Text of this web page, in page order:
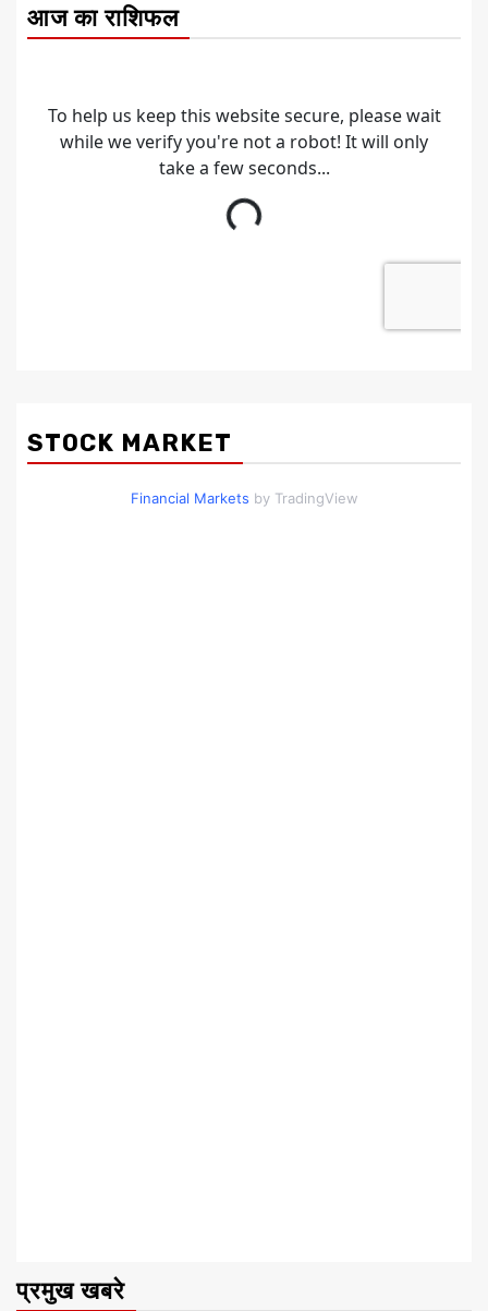
आज का राशिफल
STOCK MARKET
Financial Markets by TradingView
प्रमुख खबरे